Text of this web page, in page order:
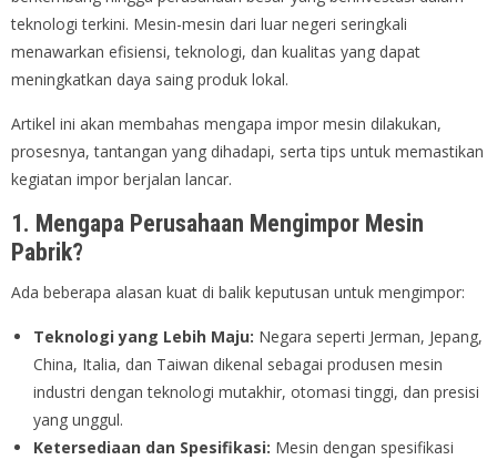
teknologi terkini. Mesin-mesin dari luar negeri seringkali
menawarkan efisiensi, teknologi, dan kualitas yang dapat
meningkatkan daya saing produk lokal.
Artikel ini akan membahas mengapa impor mesin dilakukan,
prosesnya, tantangan yang dihadapi, serta tips untuk memastikan
kegiatan impor berjalan lancar.
1. Mengapa Perusahaan Mengimpor Mesin
Pabrik?
Ada beberapa alasan kuat di balik keputusan untuk mengimpor:
Teknologi yang Lebih Maju: Negara seperti Jerman, Jepang,
China, Italia, dan Taiwan dikenal sebagai produsen mesin
industri dengan teknologi mutakhir, otomasi tinggi, dan presisi
yang unggul.
Ketersediaan dan Spesifikasi: Mesin dengan spesifikasi